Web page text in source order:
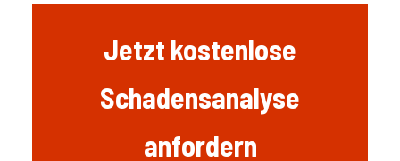
Jetzt kostenlose
Schadensanalyse
anfordern